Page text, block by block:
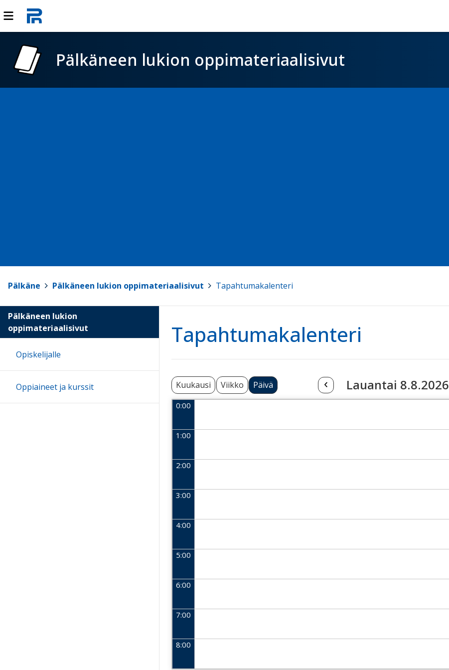
Pälkäneen lukion oppimateriaalisivut
Pälkäne Pälkäneen lukion oppimateriaalisivut Tapahtumakalenteri
Tapahtumakalenteri
Kuukausi Viikko Päivä Lauantai 8.8.2026
0:00
1:00
2:00
3:00
4:00
5:00
6:00
7:00
8:00
Pälkäneen lukion
oppimateriaalisivut
Opiskelijalle
Oppiaineet ja kurssit